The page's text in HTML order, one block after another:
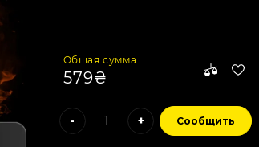
Общая сумма
579₴
- + Сообщить